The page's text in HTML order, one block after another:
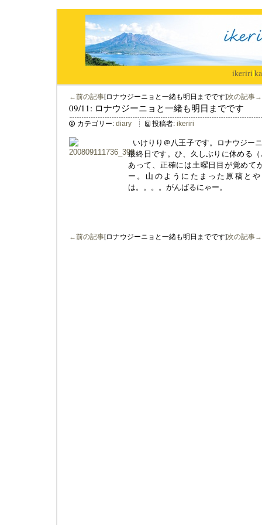
ikeriri|
←前の記事[ロナウジーニョと一緒も明日までです]次の記事→
09/11: ロナウジーニョと一緒も明日までです
カテゴリー: diary 投稿者: ikeriri
いけりり＠八王子です。ロナウジー
最終日です。ひ、久しぶりに休める
あって、正確には土曜日目が覚めて
ー。山のようにたまった原稿と
は。。。。がんばるにゃー。
←前の記事[ロナウジーニョと一緒も明日までです]次の記事→